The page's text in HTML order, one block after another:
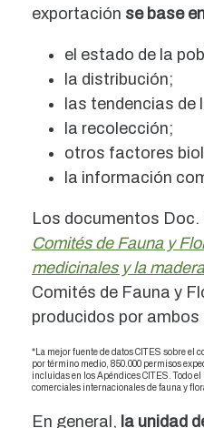
exportación se base
el estado de la
la distribución;
las tendencias de
la recolección;
otros factores
la información
Los documentos Doc.
Comités de Fauna y
medicinales y la
Comités de Fauna y
producidos por
*La mejor fuente de datos CITES sobre el
por término medio, 850.000 permisos
incluidas en los Apéndices CITES. Todo
comerciales internacionales de fauna y
En general, la unidad